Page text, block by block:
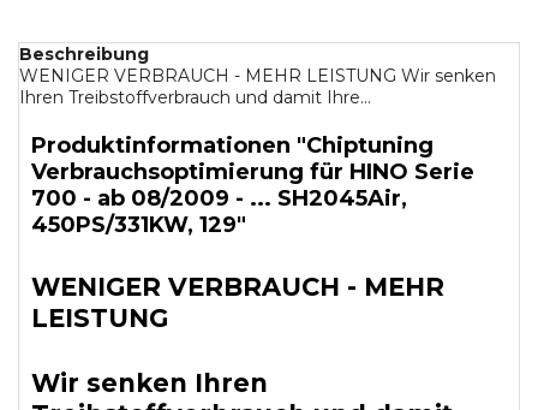
Beschreibung
WENIGER VERBRAUCH - MEHR LEISTUNG Wir senken
Ihren Treibstoffverbrauch und damit Ihre...
Produktinformationen "Chiptuning
Verbrauchsoptimierung für HINO Serie
700 - ab 08/2009 - ... SH2045Air,
450PS/331KW, 129"
WENIGER VERBRAUCH - MEHR
LEISTUNG
Wir senken Ihren